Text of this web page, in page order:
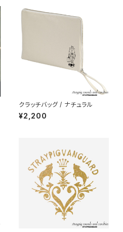
クラッチバッグ / ナチュラル
¥2,200